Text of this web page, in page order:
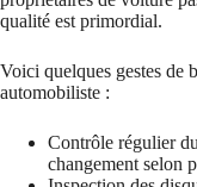
qualité est primordial.
Voici quelques gestes de
automobiliste :
Contrôle régulier
changement selon